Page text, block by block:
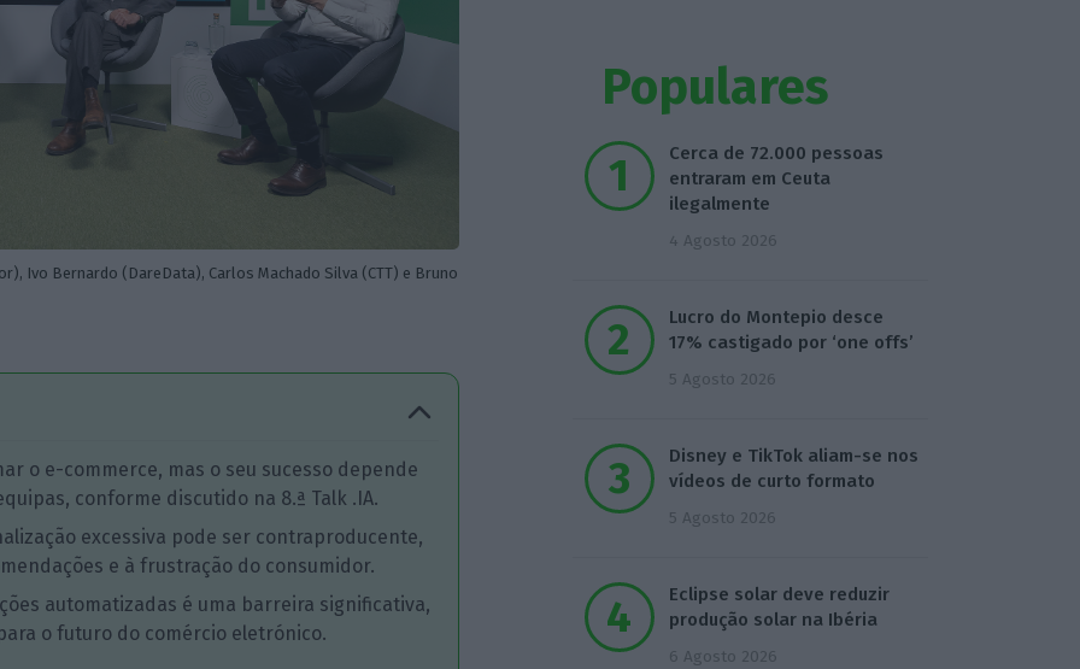
Ivo Bernardo (DareData), Carlos Machado Silva (CTT) e Bruno
o e-commerce, mas o seu sucesso depende
conforme discutido na 8.ª Talk .IA.
excessiva pode ser contraproducente,
e à frustração do consumidor.
automatizadas é uma barreira significativa,
o futuro do comércio eletrónico.
Populares
Cerca de 72.000 pessoas
entraram em Ceuta
ilegalmente
4 Agosto 2026
Lucro do Montepio desce
17% castigado por ‘one offs’
5 Agosto 2026
Disney e TikTok aliam-se nos
vídeos de curto formato
5 Agosto 2026
Eclipse solar deve reduzir
produção solar na Ibéria
6 Agosto 2026